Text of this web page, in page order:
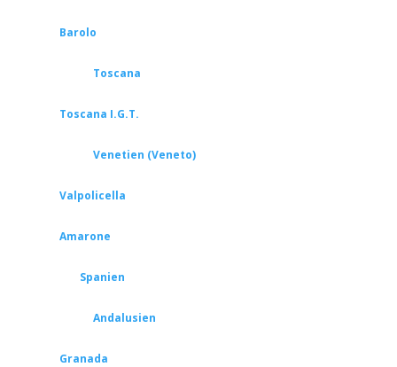
Barolo
Toscana
Toscana I.G.T.
Venetien (Veneto)
Valpolicella
Amarone
Spanien
Andalusien
Granada